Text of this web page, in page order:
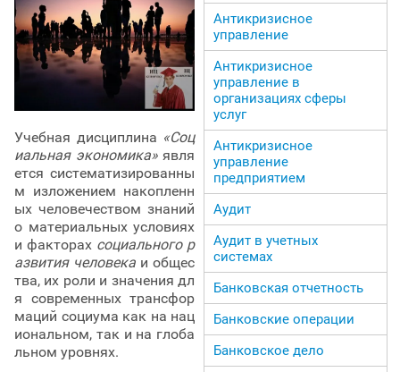
Учебная дисциплина «Соц
иальная экономика»явля
ется систематизированны
м изложением накопленн
ых человечеством знаний
о материальных условиях
и факторах социального р
азвития человека и общес
тва, их роли и значения дл
я современных трансфор
маций социума как на нац
иональном, так и на глоба
льном уровнях.
Антикризисное
управление
Антикризисное
управление в
организациях сферы
услуг
Антикризисное
управление
предприятием
Аудит
Аудит в учетных
системах
Банковская отчетность
Банковские операции
Банковское дело